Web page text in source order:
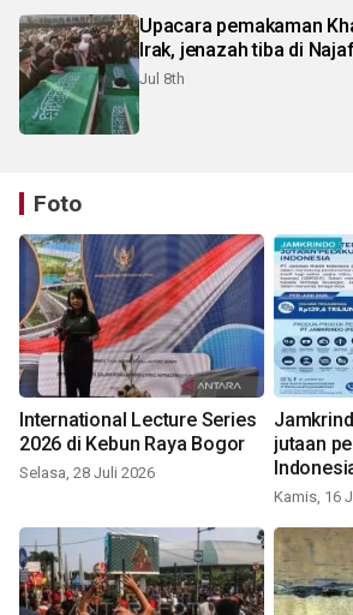
Upacara pemakaman
Irak, jenazah tiba di Najaf
Jul 8th
Foto
International Lecture Series
2026 di Kebun Raya Bogor
Selasa, 28 Juli 2026
jutaan
Kamis, 16